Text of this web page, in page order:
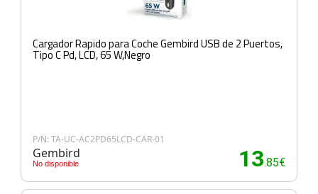
Cargador Rapido para Coche Gembird USB de 2 Puertos,
Tipo C Pd, LCD, 65 W,Negro
P/N: TA-UC-AC2PD65LCD-CAR-01
Gembird
No disponible 13.85€